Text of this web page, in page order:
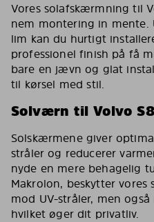
Vores solafskærmning til
nem montering in
lim kan du hurtigt
professionel finish på få
bare en jævn og glat
til kørsel med stil.
Solværn til Volvo
Solskærmene giver
stråler og reducerer
nyde en mere behagelig
Makrolon, beskytter
mod UV-stråler, men
hvilket øger dit privatliv.